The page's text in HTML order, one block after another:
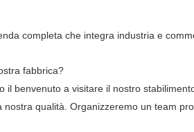
completa che integra industria e
fabbrica?
il benvenuto a visitare il nostro
nostra qualità. Organizzeremo un team